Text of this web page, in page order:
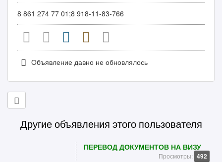
8 861 274 77 01;8 918-11-83-766
Объявление давно не обновлялось
Другие объявления этого пользователя
ПЕРЕВОД ДОКУМЕНТОВ НА ВИЗУ
Просмотры: 492